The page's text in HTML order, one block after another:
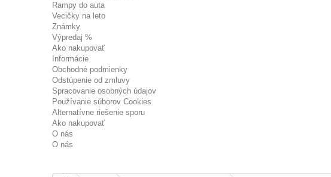
Rampy do auta
Vecičky na leto
Známky
Výpredaj %
Ako nakupovať
Informácie
Obchodné podmienky
Odstúpenie od zmluvy
Spracovanie osobných údajov
Používanie súborov Cookies
Alternatívne riešenie sporu
Ako nakupovať
O nás
O nás